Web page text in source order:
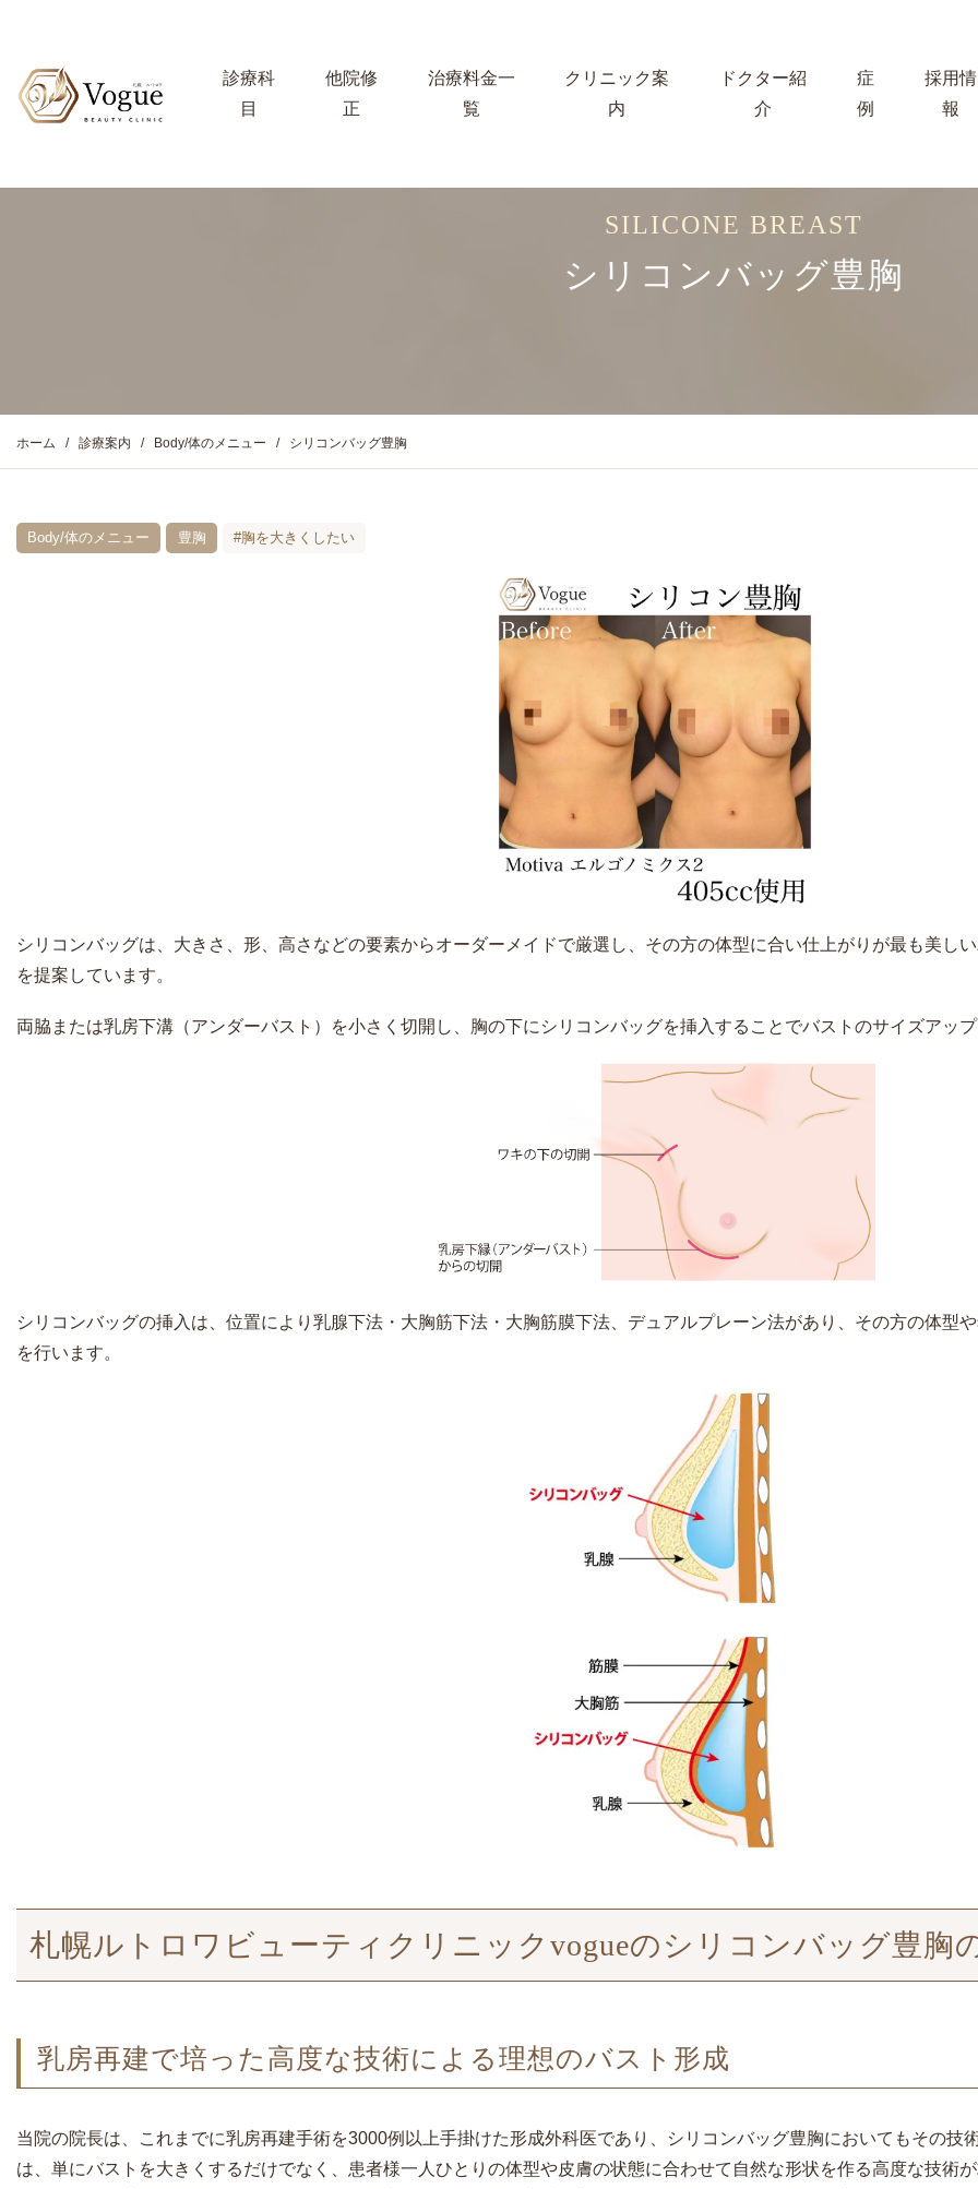
診療科
目
他院修
正
治療料金一
覧
クリニック案
内
ドクター紹
介
症
例
採用情
報
SILICONE BREAST
シリコンバッグ豊胸
ホーム 診療案内 Body/体のメニュー シリコンバッグ豊胸
Body/体のメニュー 豊胸 #胸を大きくしたい
シリコンバッグは、大きさ、形、高さなどの要素からオーダーメイドで厳選し、その方の体型に合い仕上がりが最も美し
を提案しています。
両脇または乳房下溝（アンダーバスト）を小さく切開し、胸の下にシリコンバッグを挿入することでバストのサイズアッ
シリコンバッグの挿入は、位置により乳腺下法・大胸筋下法・大胸筋膜下法、デュアルプレーン法があり、その方の体型
を行います。
札幌ルトロワビューティクリニックvogueのシリコンバッグ豊胸
乳房再建で培った高度な技術による理想のバスト形成
当院の院長は、これまでに乳房再建手術を3000例以上手掛けた形成外科医であり、シリコンバッグ豊胸においてもその技
は、単にバストを大きくするだけでなく、患者様一人ひとりの体型や皮膚の状態に合わせて自然な形状を作る高度な技術